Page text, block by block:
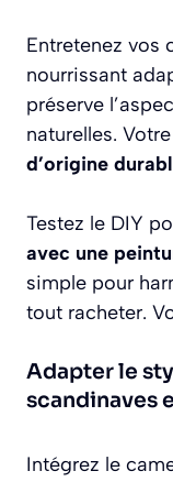
Entretenez vos
nourrissant
préserve
naturelles.
d’origine
Testez le DIY
avec une
simple pour
tout racheter.
Adapter le
scandinaves
Intégrez le